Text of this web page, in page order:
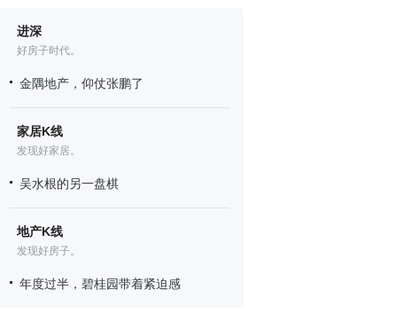
进深
好房子时代。
金隅地产，仰仗张鹏了
家居K线
发现好家居。
吴水根的另一盘棋
地产K线
发现好房子。
年度过半，碧桂园带着紧迫感